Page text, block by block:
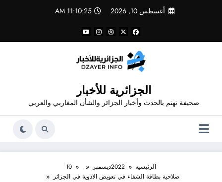
أغسطس 10, 2026 11:10:25 AM
الجزائرية للأخبار
صحيفة تهتم بالحدث وأخبار الجزائر والشأن المغاربي والعربي
الرئيسية 2022ديسمبر
10
صلاحية بطاقة الشفاء في تعويض الادوية في الجزائر